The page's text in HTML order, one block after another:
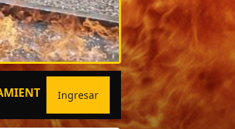
ESPECIALIZADOS
Ingresar